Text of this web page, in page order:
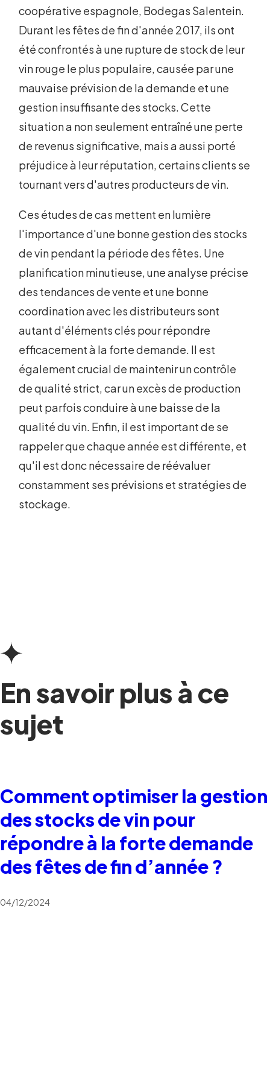
coopérative espagnole, Bodegas Salentein.
Durant les fêtes de fin d'année 2017, ils ont
été confrontés à une rupture de stock de leur
vin rouge le plus populaire, causée par une
mauvaise prévision de la demande et une
gestion insuffisante des stocks. Cette
situation a non seulement entraîné une perte
de revenus significative, mais a aussi porté
préjudice à leur réputation, certains clients se
tournant vers d'autres producteurs de vin.
Ces études de cas mettent en lumière
l'importance d'une bonne gestion des stocks
de vin pendant la période des fêtes. Une
planification minutieuse, une analyse précise
des tendances de vente et une bonne
coordination avec les distributeurs sont
autant d'éléments clés pour répondre
efficacement à la forte demande. Il est
également crucial de maintenir un contrôle
de qualité strict, car un excès de production
peut parfois conduire à une baisse de la
qualité du vin. Enfin, il est important de se
rappeler que chaque année est différente, et
qu'il est donc nécessaire de réévaluer
constamment ses prévisions et stratégies de
stockage.
En savoir plus à ce
sujet
Comment optimiser la gestion
des stocks de vin pour
répondre à la forte demande
des fêtes de fin d’année ?
04/12/2024